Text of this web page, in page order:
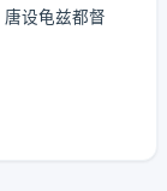
设龟兹都督